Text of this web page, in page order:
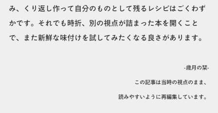
み、くり返し作って自分のものとして残るレシピはごくわず
かです。それでも時折、別の視点が詰まった本を開くこと
で、また新鮮な味付けを試してみたくなる良さがあります。
-歳月の栞-
この記事は当時の視点のまま、
読みやすいように再編集しています。